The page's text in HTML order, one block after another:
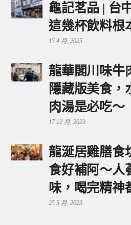
龜記茗品 | 台
這幾杯飲料根
15 4 月, 2025
龍華閣川味牛
隱藏版美食，
肉湯是必吃～
17 12 月, 2023
龍涎居雞膳食
食好補阿～人
味，喝完精神
25 5 月, 2023